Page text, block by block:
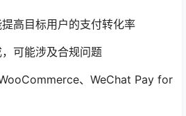
高目标用户的支付转化率
可能涉及合规问题
、WeChat Pay for